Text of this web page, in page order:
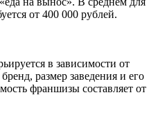
от 400 000 рублей.
в зависимости от
размер заведения и его
франшизы составляет от